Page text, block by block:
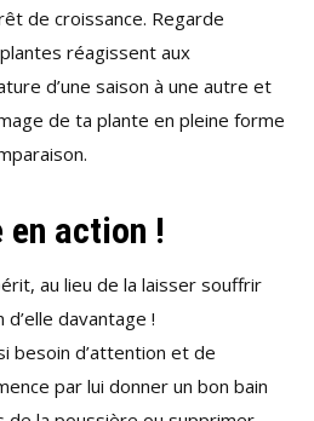
de croissance. Regarde
réagissent aux
d’une saison à une autre et
de ta plante en pleine forme
en action !
au lieu de la laisser souffrir
davantage !
besoin d’attention et de
par lui donner un bon bain